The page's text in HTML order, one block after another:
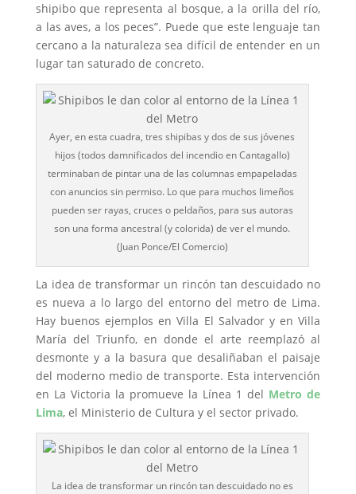
shipibo que representa al bosque, a la orilla del río,
a las aves, a los peces”. Puede que este lenguaje tan
cercano a la naturaleza sea difícil de entender en un
lugar tan saturado de concreto.
Ayer, en esta cuadra, tres shipibas y dos de sus jóvenes
hijos (todos damnificados del incendio en Cantagallo)
terminaban de pintar una de las columnas empapeladas
con anuncios sin permiso. Lo que para muchos limeños
pueden ser rayas, cruces o peldaños, para sus autoras
son una forma ancestral (y colorida) de ver el mundo.
(Juan Ponce/El Comercio)
La idea de transformar un rincón tan descuidado no
es nueva a lo largo del entorno del metro de Lima.
Hay buenos ejemplos en Villa El Salvador y en Villa
María del Triunfo, en donde el arte reemplazó al
desmonte y a la basura que desaliñaban el paisaje
del moderno medio de transporte. Esta intervención
en La Victoria la promueve la Línea 1 del Metro de
Lima, el Ministerio de Cultura y el sector privado.
La idea de transformar un rincón tan descuidado no es